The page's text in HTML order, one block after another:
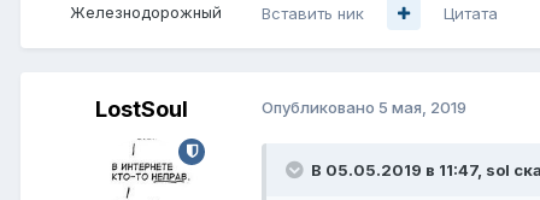
Железнодорожный
Вставить ник Цитата
LostSoul Опубликовано 5 мая, 2019
В 05.05.2019 в 11:47, sol